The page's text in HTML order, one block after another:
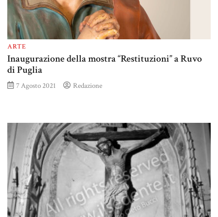
ARTE
Inaugurazione della mostra “Restituzioni” a Ruvo
di Puglia
7 Agosto 2021 Redazione